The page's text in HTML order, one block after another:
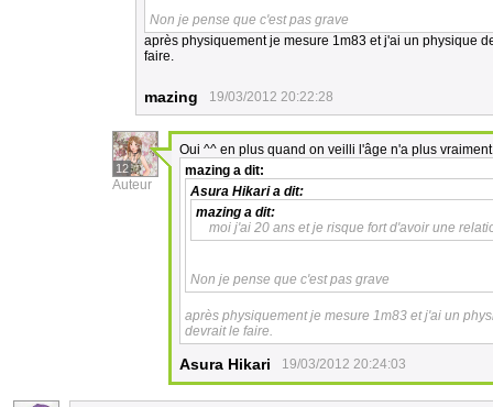
Non je pense que c'est pas grave
après physiquement je mesure 1m83 et j'ai un physique
faire.
mazing 19/03/2012 20:22:28
12
Auteur
Oui ^^ en plus quand on veilli l'âge n'a plus
mazing a dit:
Asura Hikaria dit:
mazing a dit:
moi j'ai 20 ans et je risque fort d'avoir une
Non je pense que c'est pas grave
après physiquement je mesure 1m83 et j'ai un
devrait le faire.
Asura Hikari 19/03/2012 20:24:03